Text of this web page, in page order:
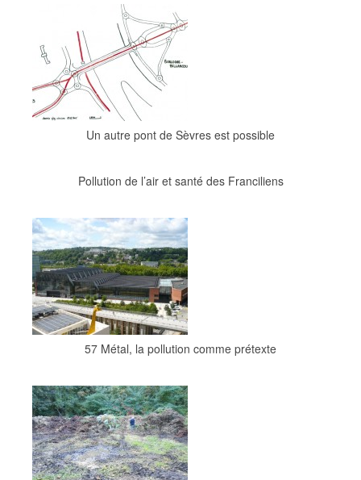
Un autre pont de Sèvres est possible
Pollution de l’air et santé des Franciliens
57 Métal, la pollution comme prétexte